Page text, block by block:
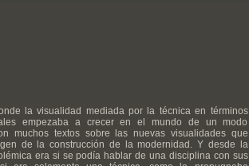
la visualidad mediada por la técnica en términos
empezaba a crecer en el mundo de un modo
muchos textos sobre las nuevas visualidades que
de la construcción de la modernidad. Y desde la
era si se podía hablar de una disciplina con sus